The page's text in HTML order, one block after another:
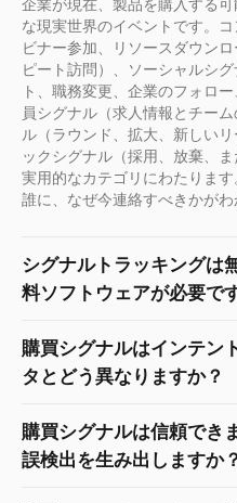
な現実世界のイベントです。
ビナー参加、リソースダウン
ピート訪問）、ソーシャルシ
ト、職務変更、企業のフォロ
員シグナル（求人情報とチー
ル（ラウンド、拡大、新しい
ックシグナル（採用、放棄、
実用的なカテゴリにわたりま
誰に、なぜ今連絡すべきかがわ
シグナルトラッキングは
料ソフトウェアが必要で
購買シグナルはインテン
タとどう異なりますか？
購買シグナルは信頼でき
誤検出を生み出しますか？